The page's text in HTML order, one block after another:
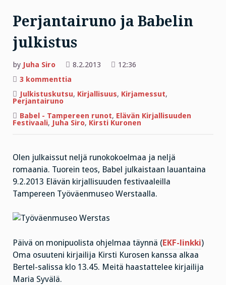
Perjantairuno ja Babelin
julkistus
by Juha Siro 8.2.2013
12:36
3 kommenttia
ja
Babelin
Julkistuskutsu, Kirjallisuus, Kirjamessut,
Perjantairuno
Babel - Tampereen runot, Elävän Kirjallisuuden
Festivaali, Juha Siro, Kirsti Kuronen
Olen julkaissut neljä runokokoelmaa ja neljä
romaania. Tuorein teos, Babel julkaistaan lauantaina
9.2.2013 Elävän kirjallisuuden festivaaleilla
Tampereen Työväenmuseo Werstaalla.
Päivä on monipuolista ohjelmaa täynnä (EKF-linkki)
Oma osuuteni kirjailija Kirsti Kurosen kanssa alkaa
Bertel-salissa klo 13.45. Meitä haastattelee kirjailija
Maria Syvälä.